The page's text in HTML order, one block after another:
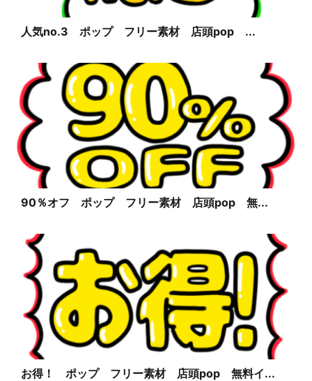
人気no.3 ポップ フリー素材 店頭pop ...
90％オフ ポップ フリー素材 店頭pop 無...
お得！ ポップ フリー素材 店頭pop 無料イ...